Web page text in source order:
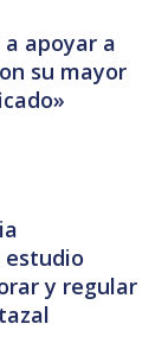
apoyar a
su mayor
estudio
y regular